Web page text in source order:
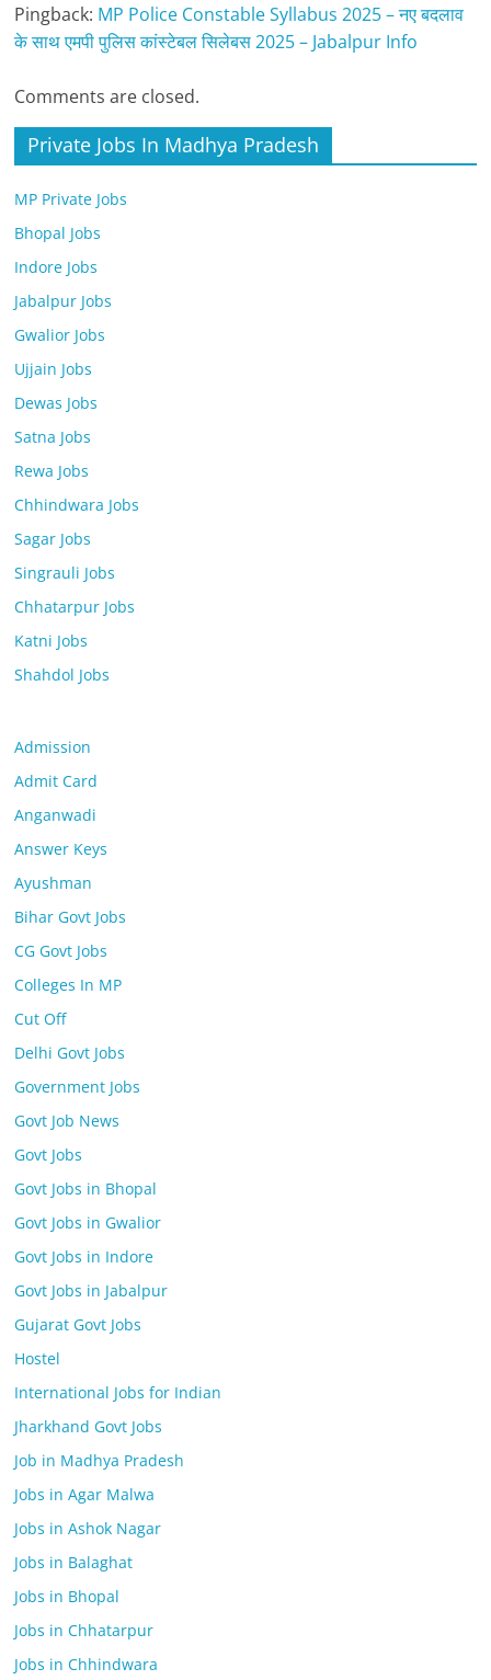
Pingback: MP Police Constable Syllabus 2025 – नए बदलाव
के साथ एमपी पुलिस कांस्टेबल सिलेबस 2025 – Jabalpur Info
Comments are closed.
Private Jobs In Madhya Pradesh
MP Private Jobs
Bhopal Jobs
Indore Jobs
Jabalpur Jobs
Gwalior Jobs
Ujjain Jobs
Dewas Jobs
Satna Jobs
Rewa Jobs
Chhindwara Jobs
Sagar Jobs
Singrauli Jobs
Chhatarpur Jobs
Katni Jobs
Shahdol Jobs
Admission
Admit Card
Anganwadi
Answer Keys
Ayushman
Bihar Govt Jobs
CG Govt Jobs
Colleges In MP
Cut Off
Delhi Govt Jobs
Government Jobs
Govt Job News
Govt Jobs
Govt Jobs in Bhopal
Govt Jobs in Gwalior
Govt Jobs in Indore
Govt Jobs in Jabalpur
Gujarat Govt Jobs
Hostel
International Jobs for Indian
Jharkhand Govt Jobs
Job in Madhya Pradesh
Jobs in Agar Malwa
Jobs in Ashok Nagar
Jobs in Balaghat
Jobs in Bhopal
Jobs in Chhatarpur
Jobs in Chhindwara